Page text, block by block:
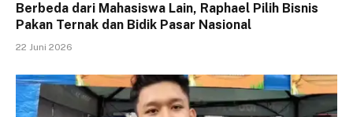
Berbeda dari Mahasiswa Lain, Raphael Pilih Bisnis
Pakan Ternak dan Bidik Pasar Nasional
22 Juni 2026